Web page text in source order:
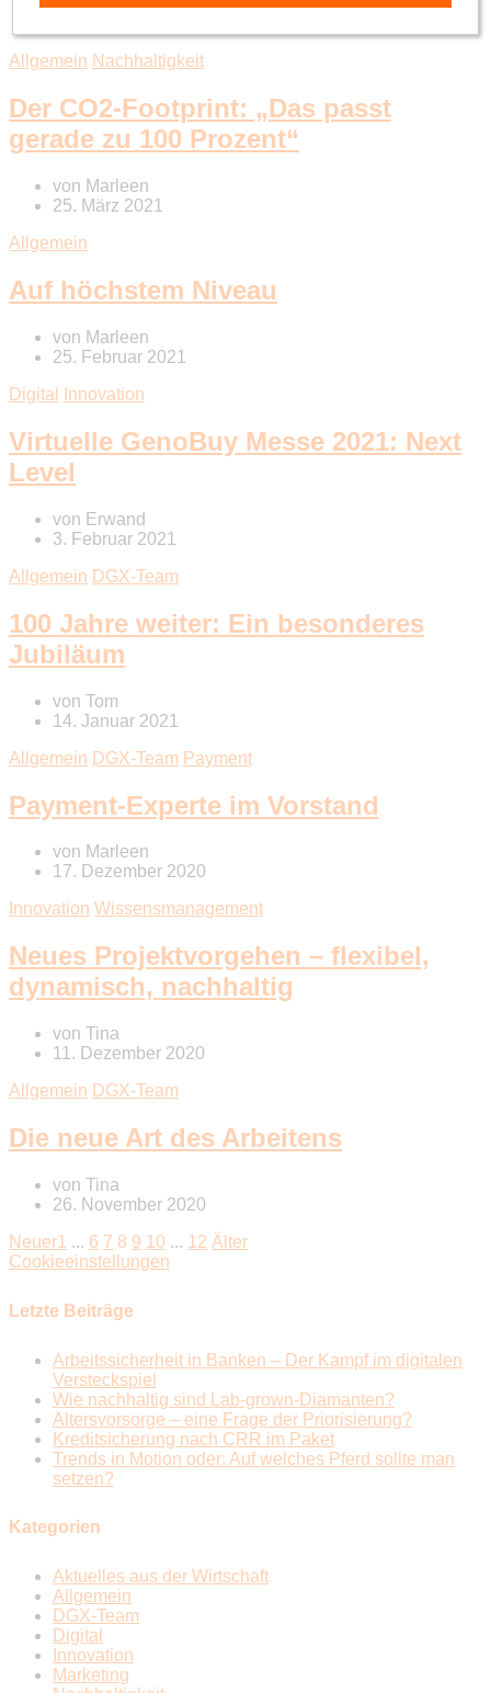
vonTina
Allgemein Nachhaltigkeit
Der CO2-Footprint: „Das passt
gerade zu 100 Prozent“
von Marleen
25. März 2021
Allgemein
Auf höchstem Niveau
von Marleen
25. Februar 2021
Digital
Innovation
Virtuelle GenoBuy Messe 2021: Next
Level
von Erwand
3. Februar 2021
Allgemein DGX-Team
100 Jahre weiter: Ein besonderes
Jubiläum
von Tom
14. Januar 2021
Allgemein DGX-Team Payment
Payment-Experte im Vorstand
von Marleen
17. Dezember 2020
Innovation Wissensmanagement
Neues Projektvorgehen – flexibel,
dynamisch, nachhaltig
von Tina
11. Dezember 2020
Allgemein DGX-Team
Die neue Art des Arbeitens
von Tina
26. November 2020
Neuer1 ... 6 7 8 9 10 ... 12 Älter
Cookieeinstellungen
Letzte Beiträge
Arbeitssicherheit in Banken – Der Kampf im digitalen
Versteckspiel
Wie nachhaltig sind Lab-grown-Diamanten?
Altersvorsorge – eine Frage der Priorisierung?
Kreditsicherung nach CRR im Paket
Trends in Motion oder: Auf welches Pferd sollte man
setzen?
Kategorien
Aktuelles aus der Wirtschaft
Allgemein
DGX-Team
Digital
Innovation
Marketing